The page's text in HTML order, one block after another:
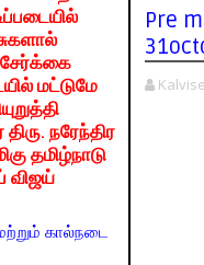
மட்டுமே
நரேந்திர
தமிழ்நாடு
விஜய்
கால்நடை
Pre